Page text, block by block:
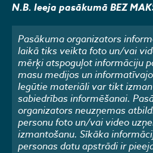
N.B. Ieeja pasākumā BEZ
Pasākuma organizators
laikā tiks veikta foto un/vai
mērķi atspoguļot informāciju
masu medijos un
Iegūtie materiāli var tikt
sabiedrības informēšanai.
organizators neuzņemas
personu foto un/vai video
izmantošanu. Sīkāka
personas datu apstrādi ir